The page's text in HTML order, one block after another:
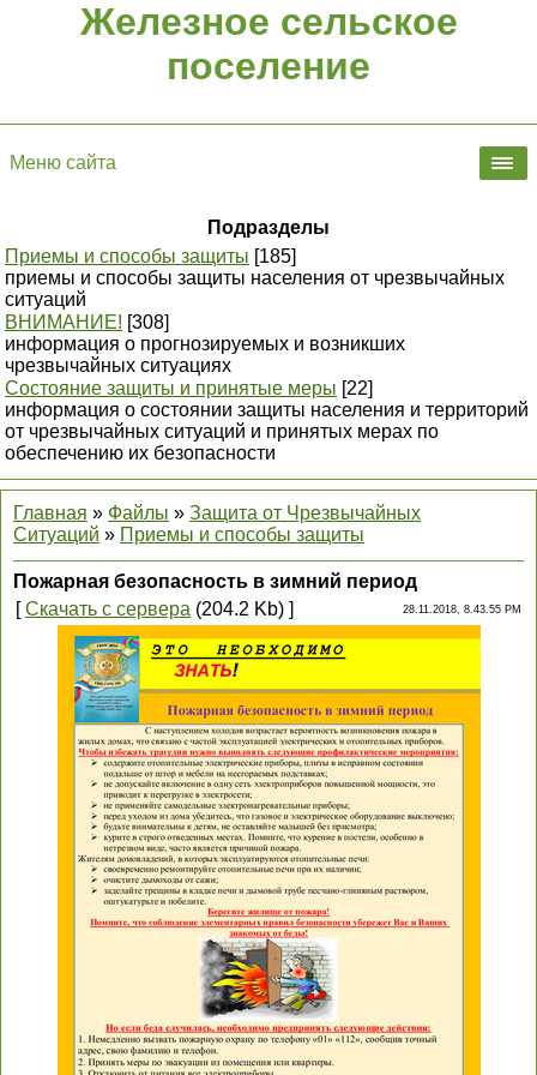
Железное сельское
поселение
Меню сайта
Подразделы
Приемы и способы защиты [185]
приемы и способы защиты населения от чрезвычайных
ситуаций
ВНИМАНИЕ! [308]
информация о прогнозируемых и возникших
чрезвычайных ситуациях
Состояние защиты и принятые меры [22]
информация о состоянии защиты населения и территорий
от чрезвычайных ситуаций и принятых мерах по
обеспечению их безопасности
Главная » Файлы » Защита от Чрезвычайных
Ситуаций » Приемы и способы защиты
Пожарная безопасность в зимний период
[Скачать с сервера (204.2 Kb) ] 28.11.2018, 8.43.55 PM